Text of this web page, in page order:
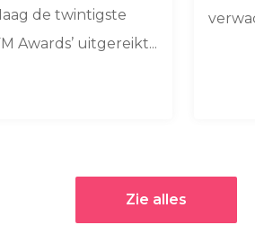
de twintigste
Awards’ uitgereikt...
Zie alles